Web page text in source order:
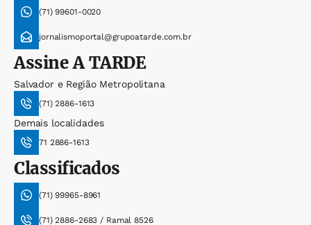
(71) 99601-0020
jornalismoportal@grupoatarde.com.br
AssineA TARDE
Salvador e Região Metropolitana
(71) 2886-1613
Demais localidades
71 2886-1613
Classificados
(71) 99965-8961
(71) 2886-2683 / Ramal 8526